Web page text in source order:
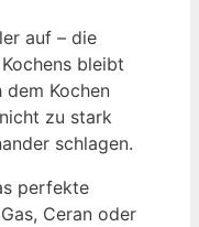
auf – die
bleibt
Kochen
zu stark
schlagen.
perfekte
Ceran oder